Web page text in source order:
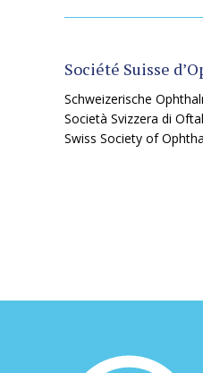
Société Suisse
Schweizerische
Società Svizzera di
Swiss Society of